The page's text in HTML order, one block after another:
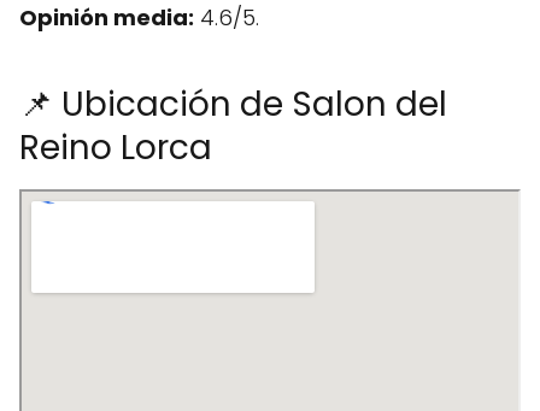
Opinión media: 4.6/5.
📌 Ubicación de Salon del
Reino Lorca